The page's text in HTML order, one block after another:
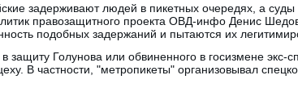
задерживают людей в пикетных очередях, а
правозащитного проекта ОВД-инфо Денис
подобных задержаний и пытаются их
защиту Голунова или обвиненного в госизмене экс-
В частности, "метропикеты" организовывал